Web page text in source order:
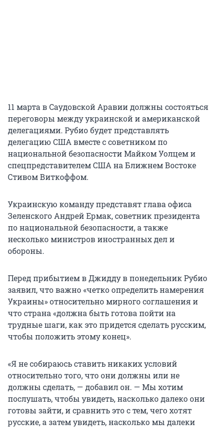
11 марта в Саудовской Аравии должны состояться
переговоры между украинской и американской
делегациями. Рубио будет представлять
делегацию США вместе с советником по
национальной безопасности Майком Уолцем и
спецпредставителем США на Ближнем Востоке
Стивом Виткоффом.
Украинскую команду представят глава офиса
Зеленского Андрей Ермак, советник президента
по национальной безопасности, а также
несколько министров иностранных дел и
обороны.
Перед прибытием в Джидду в понедельник Рубио
заявил, что важно «четко определить намерения
Украины» относительно мирного соглашения и
что страна «должна быть готова пойти на
трудные шаги, как это придется сделать русским,
чтобы положить этому конец».
«Я не собираюсь ставить никаких условий
относительно того, что они должны или не
должны сделать, — добавил он. — Мы хотим
послушать, чтобы увидеть, насколько далеко они
готовы зайти, и сравнить это с тем, чего хотят
русские, а затем увидеть, насколько мы далеки